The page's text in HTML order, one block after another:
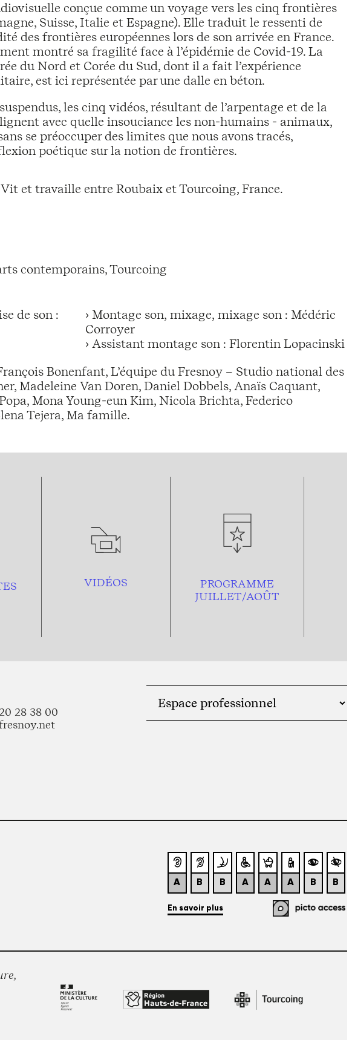
conçue comme un voyage vers les cinq frontières
Suisse, Italie et Espagne). Elle traduit le ressenti de
des frontières européennes lors de son arrivée en France.
montré sa fragilité face à l’épidémie de Covid-19. La
du Nord et Corée du Sud, dont il a fait l’expérience
est ici représentée par une dalle en béton.
les cinq vidéos, résultant de l’arpentage et de la
avec quelle insouciance les non-humains - animaux,
se préoccuper des limites que nous avons tracés,
poétique sur la notion de frontières.
Vit et travaille entre Roubaix et Tourcoing, France.
contemporains, Tourcoing
de son :
› Montage son, mixage, mixage son : Médéric
Corroyer
› Assistant montage son : Florentin Lopacinski
Bonenfant, L’équipe du Fresnoy – Studio national des
Madeleine Van Doren, Daniel Dobbels, Anaïs Caquant,
Mona Young-eun Kim, Nicola Brichta, Federico
Tejera, Ma famille.
VIDÉOS
PROGRAMME
JUILLET/AOÛT
28 38 00